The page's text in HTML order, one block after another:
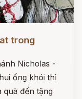
trong
Nicholas -
ống khói thì
quà đến tặng